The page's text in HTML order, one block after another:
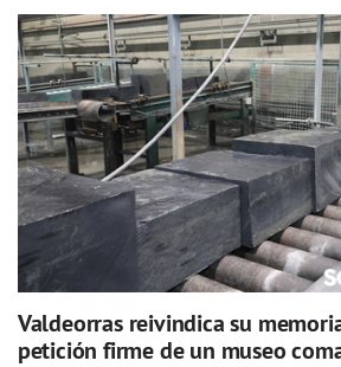
Valdeorras reivindica su
petición firme de un museo